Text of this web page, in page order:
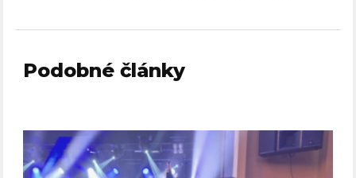
Podobné články